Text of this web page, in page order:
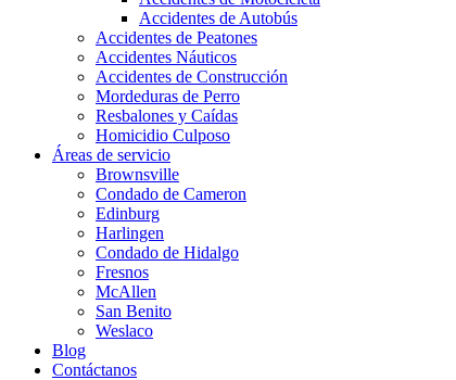
Accidentes de Autobús
Accidentes de Peatones
Accidentes Náuticos
Accidentes de Construcción
Mordeduras de Perro
Resbalones y Caídas
Homicidio Culposo
Áreas de servicio
Brownsville
Condado de Cameron
Edinburg
Harlingen
Condado de Hidalgo
Fresnos
McAllen
San Benito
Weslaco
Blog
Contáctanos